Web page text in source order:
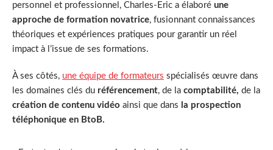
personnel et professionnel, Charles-Eric a élaboré une
approche de formation novatrice, fusionnant connaissances
théoriques et expériences pratiques pour garantir un réel
impact à l’issue de ses formations.
À ses côtés, une équipe de formateurs spécialisés œuvre dans
les domaines clés du référencement, de la comptabilité, de la
création de contenu vidéo ainsi que dans la prospection
téléphonique en BtoB.